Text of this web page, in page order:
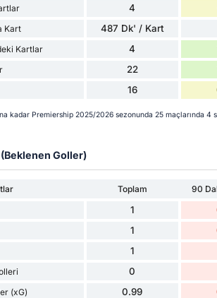
4
Kart 487 Dk' / Kart
Kartlar 4
22
16
kadar Premiership 2025/2026 sezonunda 25 maçlarında 4
Goller)
Toplam 90
1
1
1
0
(xG) 0.99